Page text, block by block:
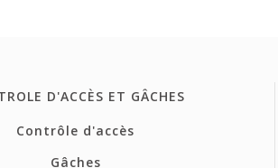
D'ACCÈS ET GÂCHES
Contrôle d'accès
Gâches